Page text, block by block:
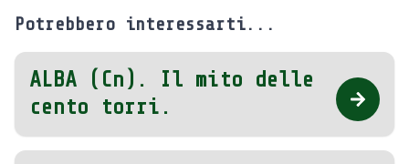
Potrebbero interessarti...
ALBA (Cn). Il mito delle
cento torri.